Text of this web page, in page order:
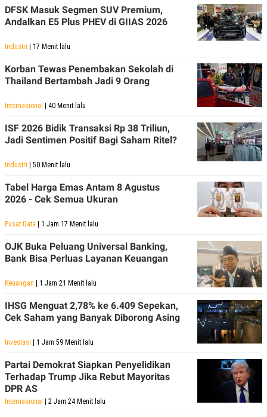
DFSK Masuk Segmen SUV Premium,
Andalkan E5 Plus PHEV di GIIAS 2026
Industri | 17 Menit lalu
Korban Tewas Penembakan Sekolah di
Thailand Bertambah Jadi 9 Orang
Internasional | 40 Menit lalu
ISF 2026 Bidik Transaksi Rp 38 Triliun,
Jadi Sentimen Positif Bagi Saham Ritel?
Industri | 50 Menit lalu
Tabel Harga Emas Antam 8 Agustus
2026 - Cek Semua Ukuran
Pusat Data | 1 Jam 17 Menit lalu
OJK Buka Peluang Universal Banking,
Bank Bisa Perluas Layanan Keuangan
Keuangan | 1 Jam 21 Menit lalu
IHSG Menguat 2,78% ke 6.409 Sepekan,
Cek Saham yang Banyak Diborong Asing
Investasi | 1 Jam 59 Menit lalu
Partai Demokrat Siapkan Penyelidikan
Terhadap Trump Jika Rebut Mayoritas
DPR AS
Internasional | 2 Jam 24 Menit lalu